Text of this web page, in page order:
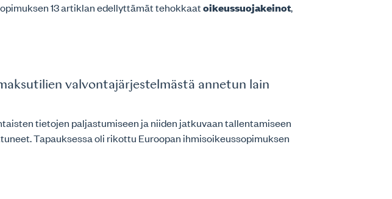
13 artiklan edellyttämät tehokkaatoikeussuojakeinot,
valvontajärjestelmästä annetun lain
tietojen paljastumiseen ja niiden jatkuvaan tallentamiseen
Tapauksessa oli rikottu Euroopan ihmisoikeussopimuksen